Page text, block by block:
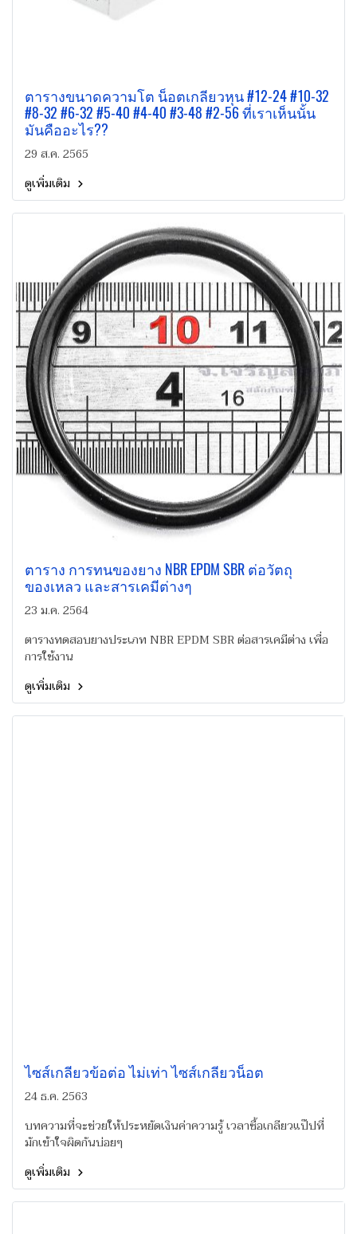
ตารางขนาดความโต น็อตเกลียวหุน #12-24 #10-32
#8-32 #6-32 #5-40 #4-40 #3-48 #2-56 ที่เราเห็นนั้น
มันคืออะไร??
29 ส.ค. 2565
ดูเพิ่มเติม
ตาราง การทนของยาง NBR EPDM SBR ต่อวัตถุ
ของเหลว และสารเคมีต่างๆ
23 ม.ค. 2564
ตารางทดสอบยางประเภท NBR EPDM SBR ต่อสารเคมีต่าง เพื่อ
การใช้งาน
ดูเพิ่มเติม
ไซส์เกลียวข้อต่อ ไม่เท่า ไซส์เกลียวน็อต
24 ธ.ค. 2563
บทความที่จะช่วยให้ประหยัดเงินค่าความรู้ เวลาซื้อเกลียวแป๊ปที่
มักเข้าใจผิดกันบ่อยๆ
ดูเพิ่มเติม